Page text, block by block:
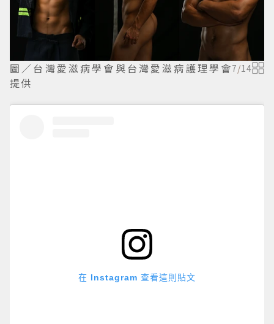
圖／台灣愛滋病學會與台灣愛滋病護理學會
提供
7/14
在 Instagram 查看這則貼文